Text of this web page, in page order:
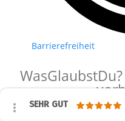
Barrierefreiheit
SEHR GUT